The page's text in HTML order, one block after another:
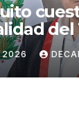
2026